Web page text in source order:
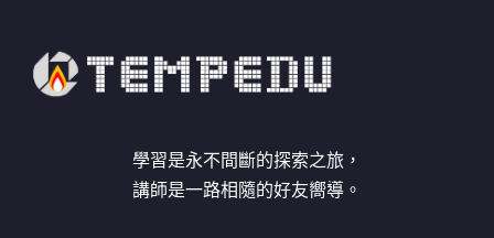
學習是永不間斷的探索之旅，
講師是一路相隨的好友嚮導。